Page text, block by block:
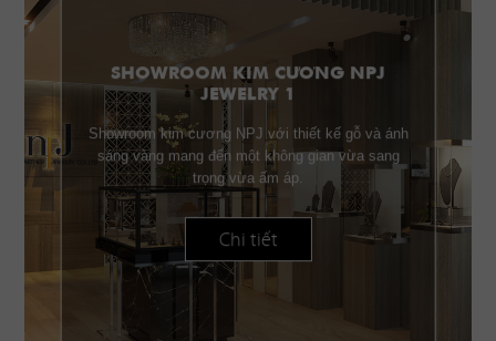
SHOWROOM KIM CƯƠNG NPJ
JEWELRY 1
Showroom kim cương NPJ với thiết kế gỗ và ánh
sáng vàng mang đến một không gian vừa sang
trọng vừa ấm áp.
Chi tiết